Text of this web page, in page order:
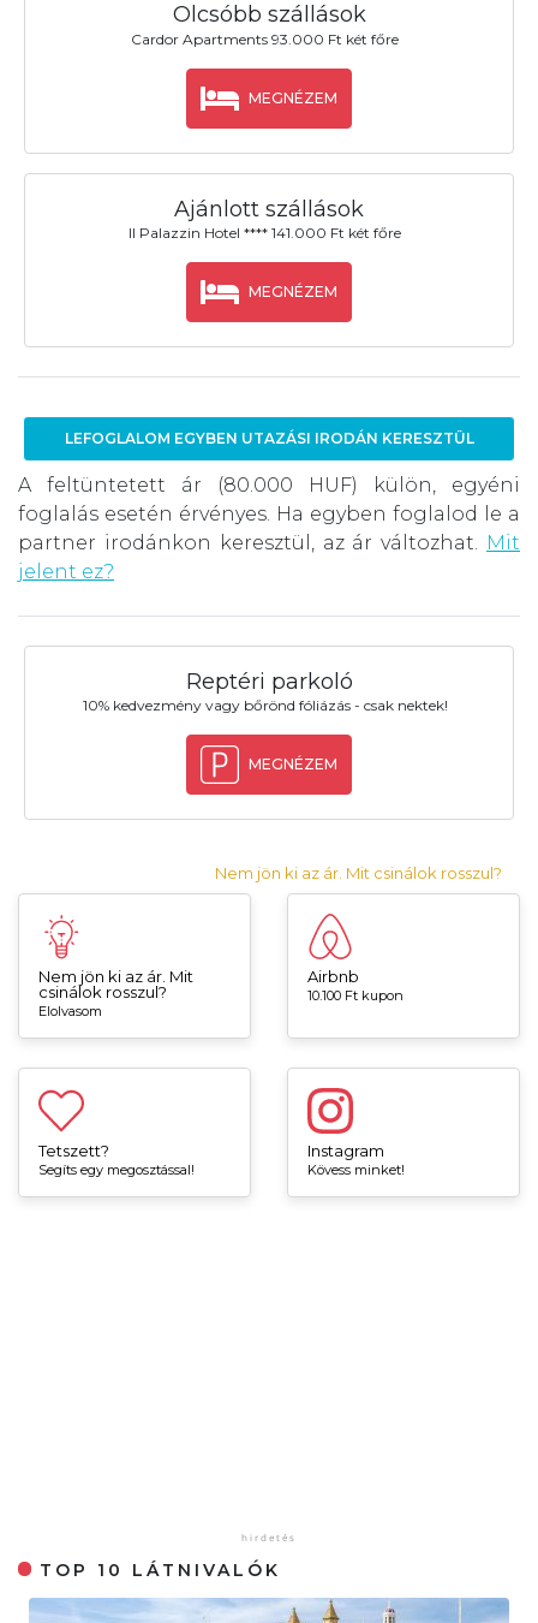
Olcsóbb szállások
Cardor Apartments 93.000 Ft két főre
MEGNÉZEM
Ajánlott szállások
Il Palazzin Hotel **** 141.000 Ft két főre
MEGNÉZEM
LEFOGLALOM EGYBEN UTAZÁSI IRODÁN KERESZTÜL
A feltüntetett ár (80.000 HUF) külön, egyéni
foglalás esetén érvényes. Ha egyben foglalod le a
partner irodánkon keresztül, az ár változhat.
Mit
jelent ez?
Reptéri parkoló
10% kedvezmény vagy bőrönd fóliázás - csak nektek!
MEGNÉZEM
Nem jön ki az ár. Mit csinálok rosszul?
Nem jön ki az ár. Mit
csinálok rosszul?
Elolvasom
Airbnb
10.100 Ft kupon
Tetszett?
Segíts egy megosztással!
Instagram
Kövess minket!
TOP 10 LÁTNIVALÓK